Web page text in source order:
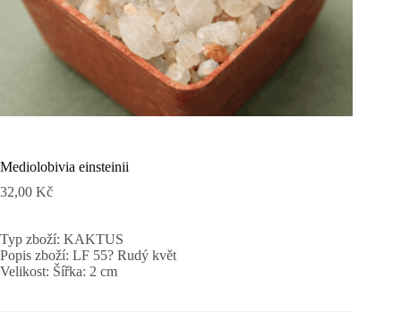
Mediolobivia einsteinii
32,00 Kč
Typ zboží: KAKTUS
Popis zboží: LF 55? Rudý květ
Velikost: Šířka: 2 cm